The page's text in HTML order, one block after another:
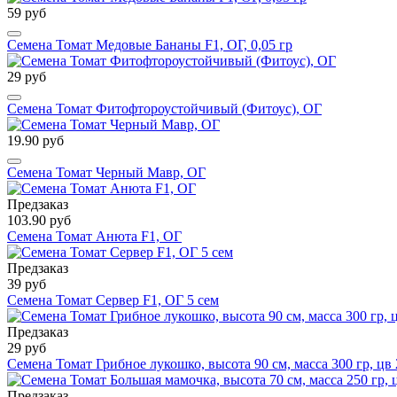
59 руб
Семена Томат Медовые Бананы F1, ОГ, 0,05 гр
29 руб
Семена Томат Фитофтороустойчивый (Фитоус), ОГ
19.90 руб
Семена Томат Черный Мавр, ОГ
Предзаказ
103.90 руб
Семена Томат Анюта F1, ОГ
Предзаказ
39 руб
Семена Томат Сервер F1, ОГ 5 сем
Предзаказ
29 руб
Семена Томат Грибное лукошко, высота 90 см, масса 300 гр, цв